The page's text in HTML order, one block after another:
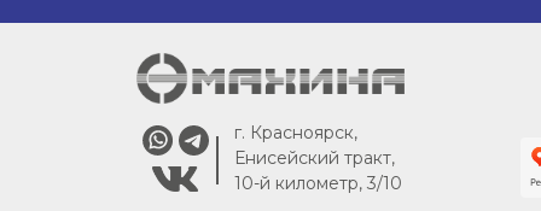
г. Красноярск,
Енисейский тракт,
10-й километр, 3/10